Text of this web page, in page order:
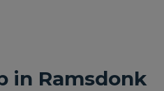
in Ramsdonk